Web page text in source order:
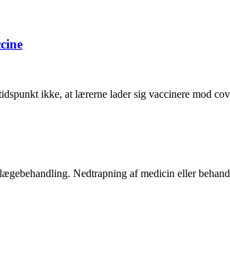
ikke, at lærerne lader sig vaccinere mod
Nedtrapning af medicin eller